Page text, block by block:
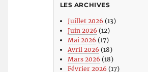
LES ARCHIVES
Juillet 2026 (13)
Juin 2026 (12)
Mai 2026 (17)
Avril 2026 (18)
Mars 2026 (18)
Février 2026 (17)